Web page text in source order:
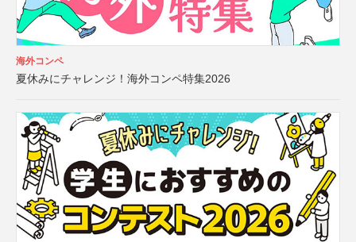
海外コンペ
夏休みにチャレンジ！海外コンペ特集2026